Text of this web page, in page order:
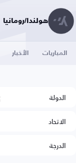
هولندا/رومانيا
المباريات الأخبار
الدولة
الاتحاد
الدرجة